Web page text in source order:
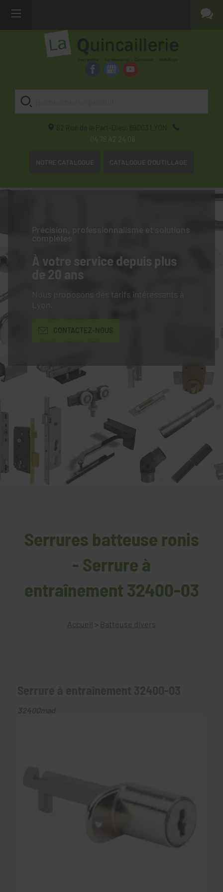
82 Rue de la Part-Dieu, 69003
LYON
04 78 42 24 08
NOTRE CATALOGUE CATALOGUE D'OUTILLAGE
Précision, professionnalisme et solutions
complètes
À votre service depuis plus
de 20 ans
Nous proposons des tarifs intéressants à
CONTACTEZ-NOUS
Serrures batteuse ronis
- Serrure à
entraînement 32400-03
Accueil > Batteuse divers